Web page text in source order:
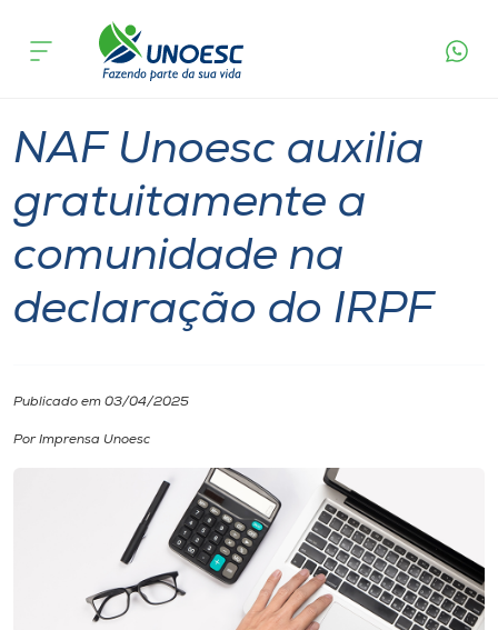
Cursos
Atendimento ao Estudante
Portal de Ensino
Internacionalização
Diplomados
acontece
NAF Unoesc auxilia
gratuitamente a
comunidade na
declaração do IRPF
Publicado em 03/04/2025
Por Imprensa Unoesc